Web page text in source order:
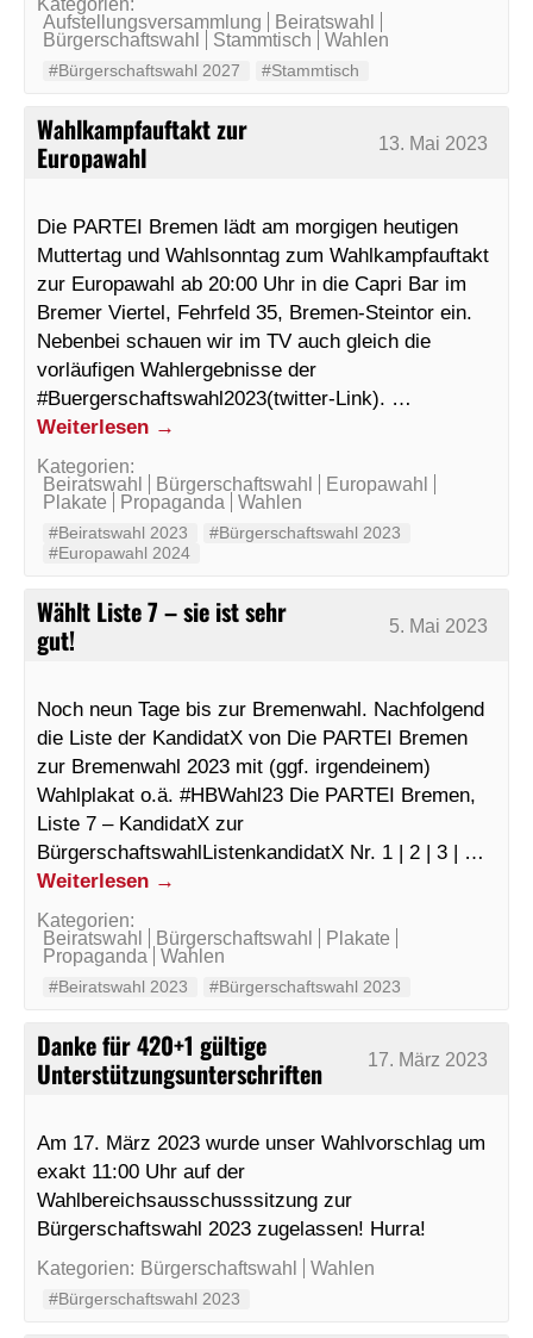
Kategorien:
Aufstellungsversammlung
Beiratswahl
Bürgerschaftswahl
Stammtisch Wahlen
#Bürgerschaftswahl 2027 #Stammtisch
Wahlkampfauftakt zur
Europawahl
13. Mai 2023
Die PARTEI Bremen lädt am morgigen heutigen
Muttertag und Wahlsonntag zum Wahlkampfauftakt
zur Europawahl ab 20:00 Uhr in die Capri Bar im
Bremer Viertel, Fehrfeld 35, Bremen-Steintor ein.
Nebenbei schauen wir im TV auch gleich die
vorläufigen Wahlergebnisse der
#Buergerschaftswahl2023(twitter-Link). …
Weiterlesen →
Kategorien:
Beiratswahl
Bürgerschaftswahl
Europawahl
Plakate
Propaganda Wahlen
#Beiratswahl 2023
#Bürgerschaftswahl 2023
#Europawahl 2024
Wählt Liste 7 – sie ist sehr
gut!
5. Mai 2023
Noch neun Tage bis zur Bremenwahl. Nachfolgend
die Liste der KandidatX von Die PARTEI Bremen
zur Bremenwahl 2023 mit (ggf. irgendeinem)
Wahlplakat o.ä. #HBWahl23 Die PARTEI Bremen,
Liste 7 – KandidatX zur
BürgerschaftswahlListenkandidatX Nr. 1 | 2 | 3 | …
Weiterlesen →
Kategorien:
Beiratswahl
Bürgerschaftswahl
Plakate
Propaganda
Wahlen
#Beiratswahl 2023 #Bürgerschaftswahl 2023
Danke für 420+1 gültige
Unterstützungsunterschriften
17. März 2023
Am 17. März 2023 wurde unser Wahlvorschlag um
exakt 11:00 Uhr auf der
Wahlbereichsausschusssitzung zur
Bürgerschaftswahl 2023 zugelassen! Hurra!
Kategorien: Bürgerschaftswahl Wahlen
#Bürgerschaftswahl 2023